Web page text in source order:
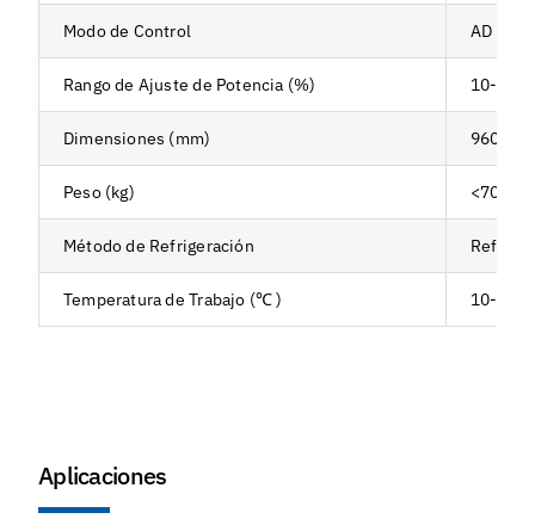
Modo de Control AD /
Rango de Ajuste de Potencia (%) 10-100
Dimensiones (mm)
Peso (kg) <700
Método de Refrigeración
Temperatura de Trabajo (℃ ) 10-40
Aplicaciones